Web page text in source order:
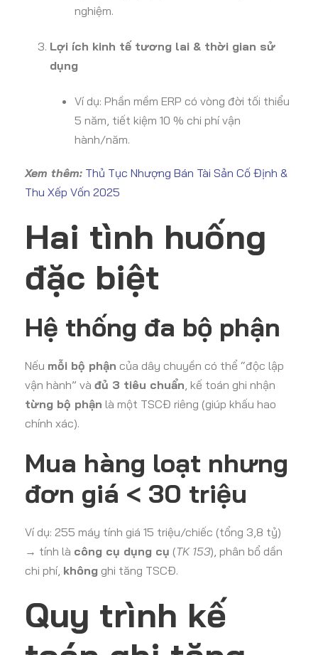
nghiệm.
Lợi ích kinh tế tương lai & thời gian sử
dụng
Ví dụ: Phần mềm ERP có vòng đời tối thiểu
5 năm, tiết kiệm 10 % chi phí vận
hành/năm.
Xem thêm: Thủ Tục Nhượng Bán Tài Sản Cố Định &
Thu Xếp Vốn 2025
Hai tình huống
đặc biệt
Hệ thống đa bộ phận
Nếu mỗi bộ phận của dây chuyền có thể “độc lập
vận hành” và đủ 3 tiêu chuẩn, kế toán ghi nhận
từng bộ phận là một TSCĐ riêng (giúp khấu hao
chính xác).
Mua hàng loạt nhưng
đơn giá < 30 triệu
Ví dụ: 255 máy tính giá 15 triệu/chiếc (tổng 3,8 tỷ)
→ tính là công cụ dụng cụ (TK 153), phân bổ dần
chi phí, không ghi tăng TSCĐ.
Quy trình kế